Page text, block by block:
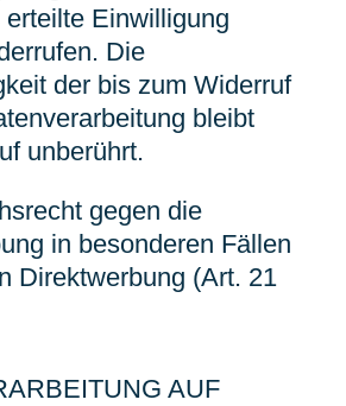
Einwilligung
Die
der bis zum Widerruf
bleibt
unberührt.
gegen die
in besonderen Fällen
Direktwerbung (Art. 21
AUF